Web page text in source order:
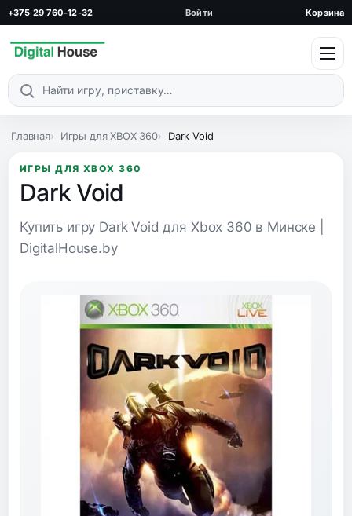
+375 29 760-12-32 Войти Корзина
Поиск по каталогу
Главная Игры для XBOX 360 Dark Void
ИГРЫ ДЛЯ XBOX 360
Dark Void
Купить игру Dark Void для Xbox 360 в Минске |
DigitalHouse.by